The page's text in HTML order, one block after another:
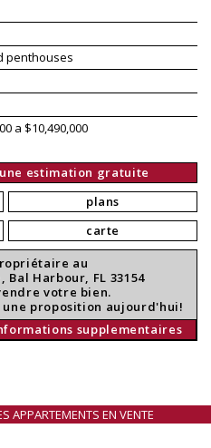
penthouses
a $10,490,000
estimation gratuite
plans
carte
au
Bal Harbour, FL 33154
votre bien.
une proposition aujourd'hui!
supplementaires
APPARTEMENTS EN VENTE